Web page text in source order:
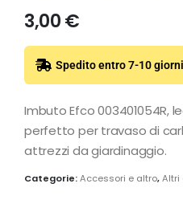
3,00€
Spedito entro 7-10 giorni
Imbuto Efco 003401054R,
perfetto per travaso di
attrezzi da giardinaggio.
Categorie:Accessori e altro,Altri